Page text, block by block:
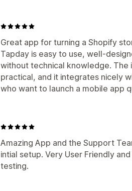
Great app for turning a Shopify
Tapday is easy to use, well-
without technical knowledge.
practical, and it integrates nicely
who want to launch a mobile app
Amazing App and the Support
intial setup. Very User Friendly
testing.